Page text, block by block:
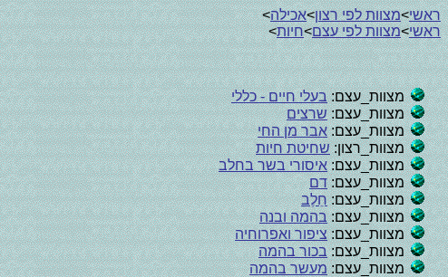
ראשי>מצוות לפי רצון>אכילה>
ראשי>מצוות לפי עצם>חיות>
מצוות_עצם:בעלי חיים - כללי
מצוות_עצם:שרצים
מצוות_עצם:אבר מן החי
מצוות_רצון:שחיטת חיות
מצוות_עצם:איסורי בשר בחלב
מצוות_עצם:דם
מצוות_עצם:חֵלֶב
מצוות_עצם:בהמה ובנה
מצוות_עצם:ציפור ואפרוחיה
מצוות_עצם:בכור בהמה
מצוות_עצם:מעשר בהמה